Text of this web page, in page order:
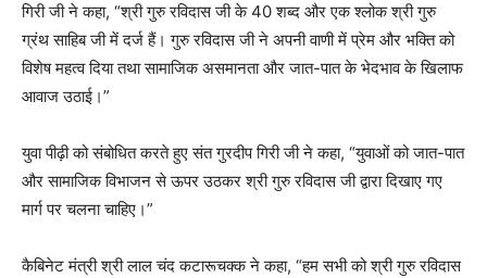
गिरी जी ने कहा, “श्री गुरु रविदास जी के 40 शब्द और एक श्लोक श्री गुरु
ग्रंथ साहिब जी में दर्ज हैं। गुरु रविदास जी ने अपनी वाणी में प्रेम और भक्ति को
विशेष महत्व दिया तथा सामाजिक असमानता और जात-पात के भेदभाव के खिलाफ
आवाज उठाई।”
युवा पीढ़ी को संबोधित करते हुए संत गुरदीप गिरी जी ने कहा, “युवाओं को जात-पात
और सामाजिक विभाजन से ऊपर उठकर श्री गुरु रविदास जी द्वारा दिखाए गए
मार्ग पर चलना चाहिए।”
कैबिनेट मंत्री श्री लाल चंद कटारूचक्क ने कहा, “हम सभी को श्री गुरु रविदास